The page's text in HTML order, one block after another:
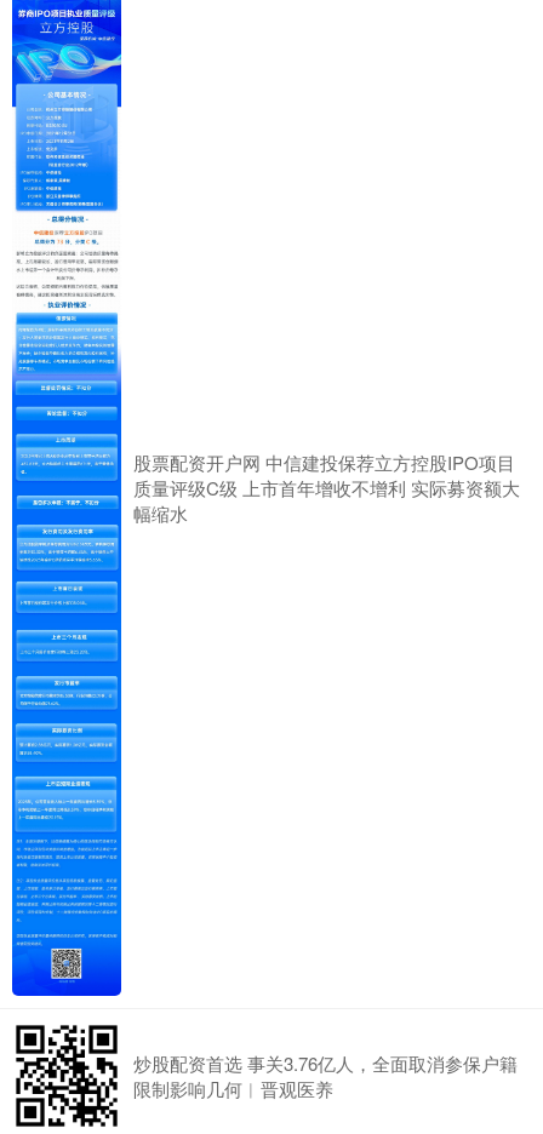
股票配资开户网 中信建投保荐立方控股IPO项目
质量评级C级 上市首年增收不增利 实际募资额大
幅缩水
炒股配资首选 事关3.76亿人，全面取消参保户籍
限制影响几何︱晋观医养